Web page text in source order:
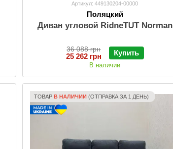
Артикул: 449130204-00000
Поляцкий
Диван угловой RidneTUT Norman
36 088 грн
25 262 грн Купить
В наличии
ТОВАР В НАЛИЧИИ (ОТПРАВКА ЗА 1 ДЕНЬ)